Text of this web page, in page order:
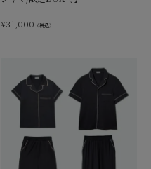
¥31,000 （税込）